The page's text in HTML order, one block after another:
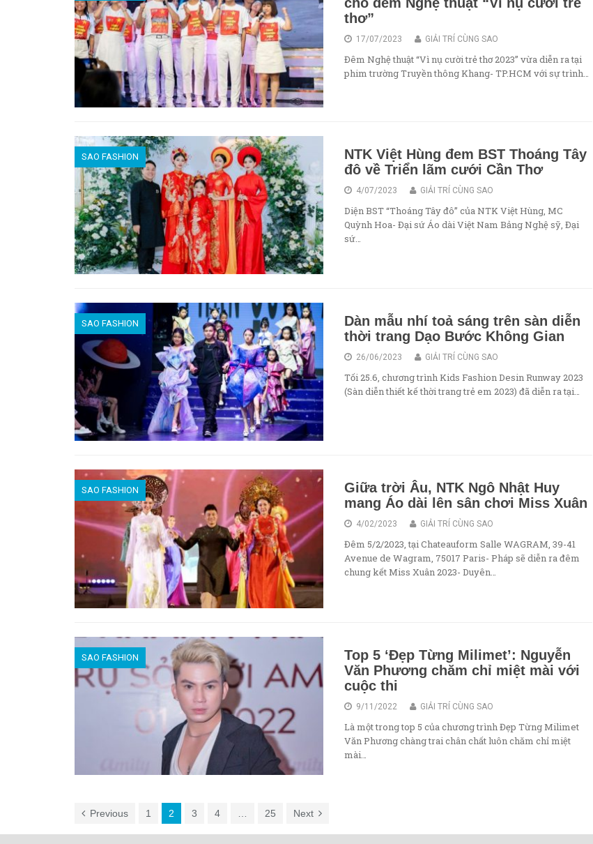
thơ”
17/07/2023 GIẢI TRÍ CÙNG SAO
Đêm Nghệ thuật “Vì nụ cười trẻ thơ 2023” vừa diễn ra tại
phim trường Truyền thông Khang- TP.HCM với sự trình…
SAO FASHION
NTK Việt Hùng đem BST Thoáng Tây
đô về Triển lãm cưới Cần Thơ
4/07/2023 GIẢI TRÍ CÙNG SAO
Diện BST “Thoáng Tây đô” của NTK Việt Hùng, MC
Quỳnh Hoa- Đại sứ Áo dài Việt Nam Bảng Nghệ sỹ, Đại
sứ…
SAO FASHION
Dàn mẫu nhí toả sáng trên sàn diễn
thời trang Dạo Bước Không Gian
26/06/2023 GIẢI TRÍ CÙNG SAO
Tối 25.6, chương trình Kids Fashion Desin Runway 2023
(Sàn diễn thiết kế thời trang trẻ em 2023) đã diễn ra tại…
SAO FASHION
Giữa trời Âu, NTK Ngô Nhật Huy
mang Áo dài lên sân chơi Miss Xuân
4/02/2023 GIẢI TRÍ CÙNG SAO
Đêm 5/2/2023, tại Chateauform Salle WAGRAM, 39-41
Avenue de Wagram, 75017 Paris- Pháp sẽ diễn ra đêm
chung kết Miss Xuân 2023- Duyên…
SAO FASHION
Top 5 ‘Đẹp Từng Milimet’: Nguyễn
Văn Phương chăm chỉ miệt mài với
cuộc thi
9/11/2022 GIẢI TRÍ CÙNG SAO
Là một trong top 5 của chương trình Đẹp Từng Milimet
Văn Phương chàng trai chân chất luôn chăm chỉ miệt
mài…
Previous 1 2 3 4 25 Next